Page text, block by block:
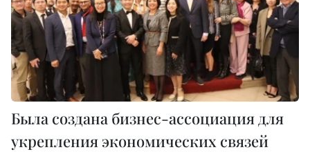
Была создана бизнес-ассоциация для
укрепления экономических связей